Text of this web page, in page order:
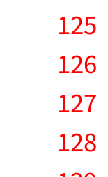
125
126
127
128